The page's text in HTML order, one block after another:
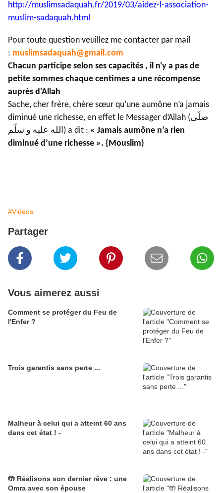
http://muslimsadaquah.fr/2019/03/aidez-l-association-
muslim-sadaquah.html
Pour toute question veuillez me contacter par mail
: muslimsadaquah@gmail.com
Chacun participe selon ses capacités , il n'y a pas de
petite sommes chaque centimes a une récompense
auprès d'Allah
Sache, cher frère, chère sœur qu’une aumône n’a jamais
diminué une richesse, en effet le Messager d’Allah (صلّى
الله عليه و سلّم) a dit : « Jamais aumône n’a rien
diminué d’une richesse ». {Mouslim)
#Vidéos
Partager
Vous aimerez aussi
Comment se protéger du Feu de
l'Enfer ?
Trois garantis sans perte ...
Malheur à celui qui a atteint 60 ans
dans cet état ! -
🤲 Réalisons son dernier rêve : une
Omra avec son épouse